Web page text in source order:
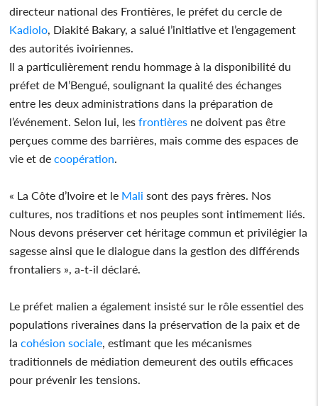
directeur national des Frontières, le préfet du cercle de
Kadiolo , Diakité Bakary, a salué l’initiative et l’engagement
des autorités ivoiriennes.
Il a particulièrement rendu hommage à la disponibilité du
préfet de M’Bengué, soulignant la qualité des échanges
entre les deux administrations dans la préparation de
l’événement. Selon lui, les frontières ne doivent pas être
perçues comme des barrières, mais comme des espaces de
vie et de coopération
« La Côte d’Ivoire et le Mali sont des pays frères. Nos
cultures, nos traditions et nos peuples sont intimement liés.
Nous devons préserver cet héritage commun et privilégier la
sagesse ainsi que le dialogue dans la gestion des différends
frontaliers », a-t-il déclaré.
Le préfet malien a également insisté sur le rôle essentiel des
populations riveraines dans la préservation de la paix et de
la cohésion sociale , estimant que les mécanismes
traditionnels de médiation demeurent des outils efficaces
pour prévenir les tensions.